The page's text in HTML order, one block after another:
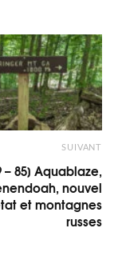
SUIVANT
– 85] Aquablaze,
nouvel
et montagnes
russes